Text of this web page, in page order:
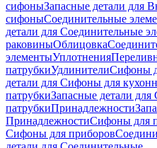
сифоныЗапасные детали для
сифоныСоединительные
детали для Соединительные
раковиныОблицовка
элементыУплотнения
патрубкиУдлинителиСифоны
детали для Сифоны для
патрубкиЗапасные детали
патрубкиПринадлежности
ПринадлежностиСифоны для
Сифоны для приборов